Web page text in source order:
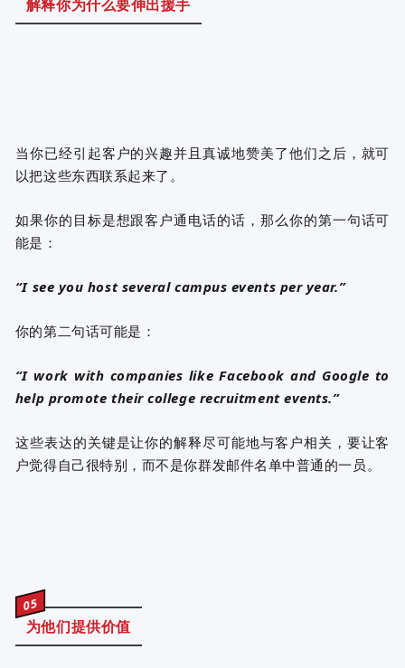
解释你为什么要伸出援手
当你已经引起客户的兴趣并且真诚地赞美了他们之后，就可
以把这些东西联系起来了。
如果你的目标是想跟客户通电话的话，那么你的第一句话可
能是：
“I see you host several campus events per year.”
你的第二句话可能是：
“I work with companies like Facebook and Google to
help promote their college recruitment events.”
这些表达的关键是让你的解释尽可能地与客户相关，要让客
户觉得自己很特别，而不是你群发邮件名单中普通的一员。
05
为他们提供价值